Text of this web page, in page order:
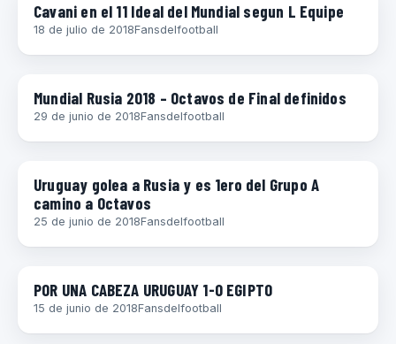
Cavani en el 11 Ideal del Mundial segun L Equipe
18 de julio de 2018Fansdelfootball
Mundial Rusia 2018 – Octavos de Final definidos
29 de junio de 2018Fansdelfootball
Uruguay golea a Rusia y es 1ero del Grupo A
camino a Octavos
25 de junio de 2018Fansdelfootball
POR UNA CABEZA URUGUAY 1-0 EGIPTO
15 de junio de 2018Fansdelfootball